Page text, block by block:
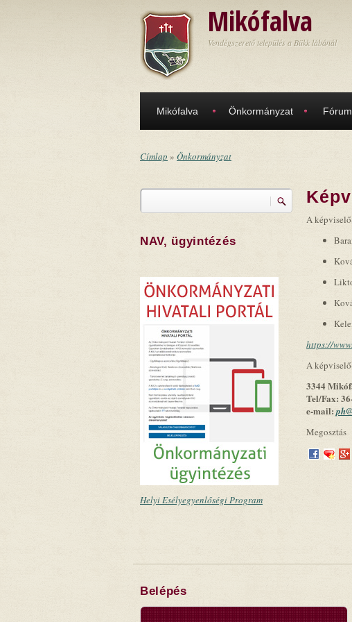
Mikófalva
Vendégszerető település a Bükk lábánál
Mikófalva Önkormányzat Fórum
Címlap » Önkormányzat
Keresés
NAV, ügyintézés
Helyi Esélyegyenlőségi Program
A
https://
A
3344
Tel/Fax:
e-mail:
Megosztás
Belépés